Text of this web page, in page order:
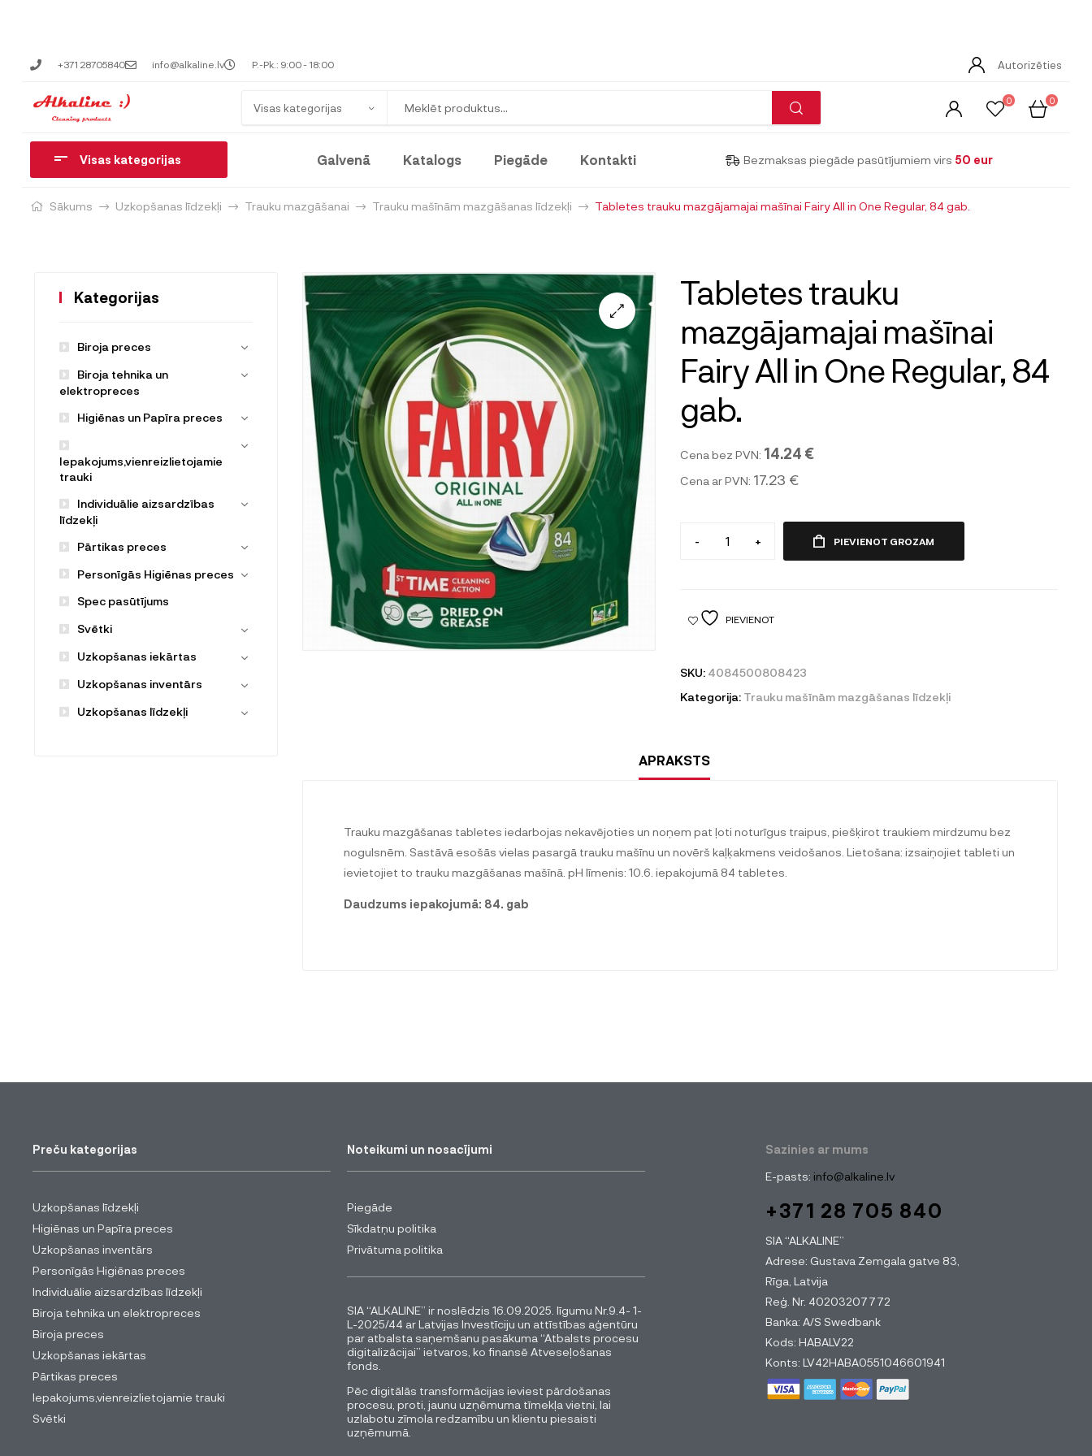
+371 28705840 info@alkaline.lv P.-Pk.: 9:00 - 18:00 Autorizēties
Visas kategorijas
0 0
Visas kategorijas Galvenā Katalogs Piegāde Kontakti Bezmaksas piegāde pasūtījumiem virs 50 eur
Sākums Uzkopšanas līdzekļi Trauku mazgāšanai Trauku mašīnām mazgāšanas līdzekļi Tabletes trauku mazgājamajai mašīnai Fairy All in One Regular, 84 gab.
Tabletes trauku
mazgājamajai mašīnai
Fairy All in One Regular, 84
gab.
Cena bez PVN: 14.24 €
Cena ar PVN: 17.23 €
- + PIEVIENOT GROZAM
PIEVIENOT
SKU: 4084500808423
Kategorija: Trauku mašīnām mazgāšanas līdzekļi
APRAKSTS
Trauku mazgāšanas tabletes iedarbojas nekavējoties un noņem pat ļoti noturīgus traipus, piešķirot traukiem mirdzumu bez
nogulsnēm. Sastāvā esošās vielas pasargā trauku mašīnu un novērš kaļķakmens veidošanos. Lietošana: izsaiņojiet tableti un
ievietojiet to trauku mazgāšanas mašīnā. pH līmenis: 10.6. iepakojumā 84 tabletes.
Daudzums iepakojumā: 84. gab
Kategorijas
Biroja preces
Biroja tehnika un
elektropreces
Higiēnas un Papīra preces
Iepakojums,vienreizlietojamie
trauki
Individuālie aizsardzības
līdzekļi
Pārtikas preces
Personīgās Higiēnas preces
Spec pasūtījums
Svētki
Uzkopšanas iekārtas
Uzkopšanas inventārs
Uzkopšanas līdzekļi
Preču kategorijas
Uzkopšanas līdzekļi
Higiēnas un Papīra preces
Uzkopšanas inventārs
Personīgās Higiēnas preces
Individuālie aizsardzības līdzekļi
Biroja tehnika un elektropreces
Biroja preces
Uzkopšanas iekārtas
Pārtikas preces
Iepakojums,vienreizlietojamie trauki
Svētki
Noteikumi un nosacījumi
Piegāde
Sīkdatņu politika
Privātuma politika
SIA “ALKALINE” ir noslēdzis 16.09.2025. līgumu Nr.9.4- 1-
L-2025/44 ar Latvijas Investīciju un attīstības aģentūru
par atbalsta saņemšanu pasākuma “Atbalsts procesu
digitalizācijai” ietvaros, ko finansē Atveseļošanas
fonds.
Pēc digitālās transformācijas ieviest pārdošanas
procesu, proti, jaunu uzņēmuma tīmekļa vietni, lai
uzlabotu zīmola redzamību un klientu piesaisti
uzņēmumā.
Sazinies ar mums
E-pasts: info@alkaline.lv
+371 28 705 840
SIA “ALKALINE”
Adrese: Gustava Zemgala gatve 83,
Rīga, Latvija
Reģ. Nr. 40203207772
Banka: A/S Swedbank
Kods: HABALV22
Konts: LV42HABA0551046601941